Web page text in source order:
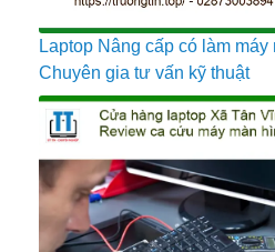
Laptop Nâng cấp có làm
Chuyên gia tư vấn kỹ thuật